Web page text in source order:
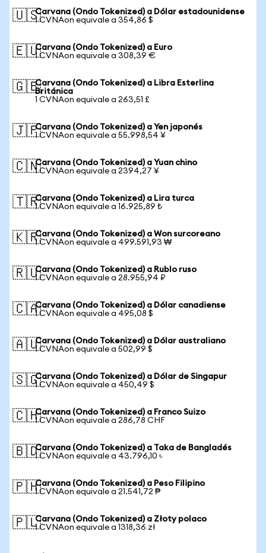
🇺🇸Carvana (Ondo Tokenized) a Dólar estadounidense
1 CVNAon equivale a 354,86 $
🇪🇺Carvana (Ondo Tokenized) a Euro
1 CVNAon equivale a 308,39 €
🇬🇧Carvana (Ondo Tokenized) a Libra Esterlina
Británica
1 CVNAon equivale a 263,51 £
🇯🇵Carvana (Ondo Tokenized) a Yen japonés
1 CVNAon equivale a 55.998,54 ¥
🇨🇳Carvana (Ondo Tokenized) a Yuan chino
1 CVNAon equivale a 2394,27 ¥
🇹🇷Carvana (Ondo Tokenized) a Lira turca
1 CVNAon equivale a 16.925,89 ₺
🇰🇷Carvana (Ondo Tokenized) a Won surcoreano
1 CVNAon equivale a 499.591,93 ₩
🇷🇺Carvana (Ondo Tokenized) a Rublo ruso
1 CVNAon equivale a 28.955,94 ₽
🇨🇦Carvana (Ondo Tokenized) a Dólar canadiense
1 CVNAon equivale a 495,08 $
🇦🇺Carvana (Ondo Tokenized) a Dólar australiano
1 CVNAon equivale a 502,99 $
🇸🇬Carvana (Ondo Tokenized) a Dólar de Singapur
1 CVNAon equivale a 450,49 $
🇨🇭Carvana (Ondo Tokenized) a Franco Suizo
1 CVNAon equivale a 286,78 CHF
🇧🇩Carvana (Ondo Tokenized) a Taka de Bangladés
1 CVNAon equivale a 43.796,10 ৳
🇵🇭Carvana (Ondo Tokenized) a Peso Filipino
1 CVNAon equivale a 21.541,72 ₱
🇵🇱Carvana (Ondo Tokenized) a Złoty polaco
1 CVNAon equivale a 1318,36 zł